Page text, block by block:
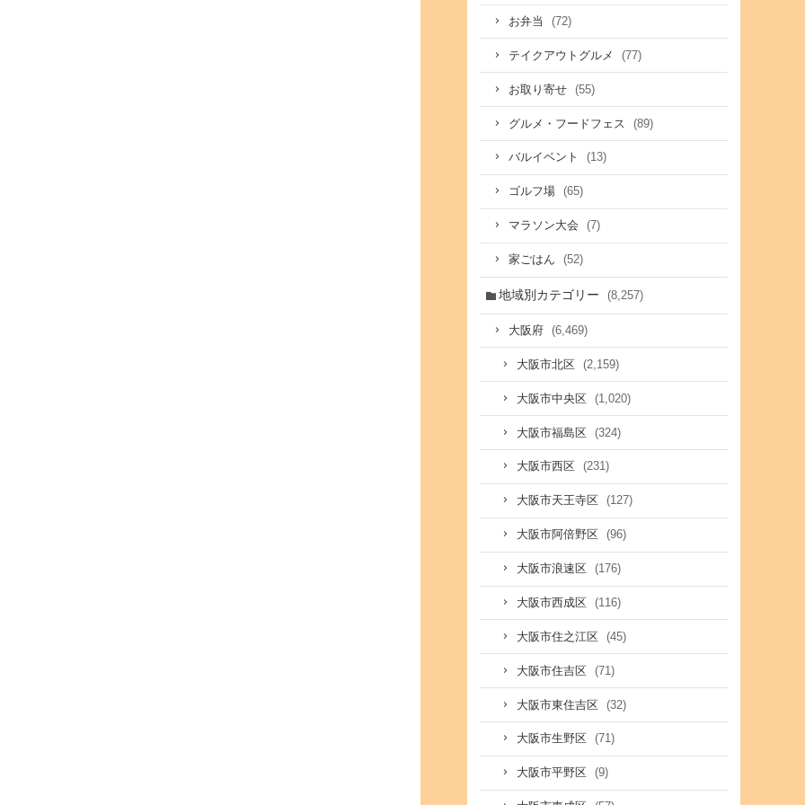
お弁当 (72)
テイクアウトグルメ (77)
お取り寄せ (55)
グルメ・フードフェス (89)
バルイベント (13)
ゴルフ場 (65)
マラソン大会 (7)
家ごはん (52)
地域別カテゴリー (8,257)
大阪府 (6,469)
大阪市北区 (2,159)
大阪市中央区 (1,020)
大阪市福島区 (324)
大阪市西区 (231)
大阪市天王寺区 (127)
大阪市阿倍野区 (96)
大阪市浪速区 (176)
大阪市西成区 (116)
大阪市住之江区 (45)
大阪市住吉区 (71)
大阪市東住吉区 (32)
大阪市生野区 (71)
大阪市平野区 (9)